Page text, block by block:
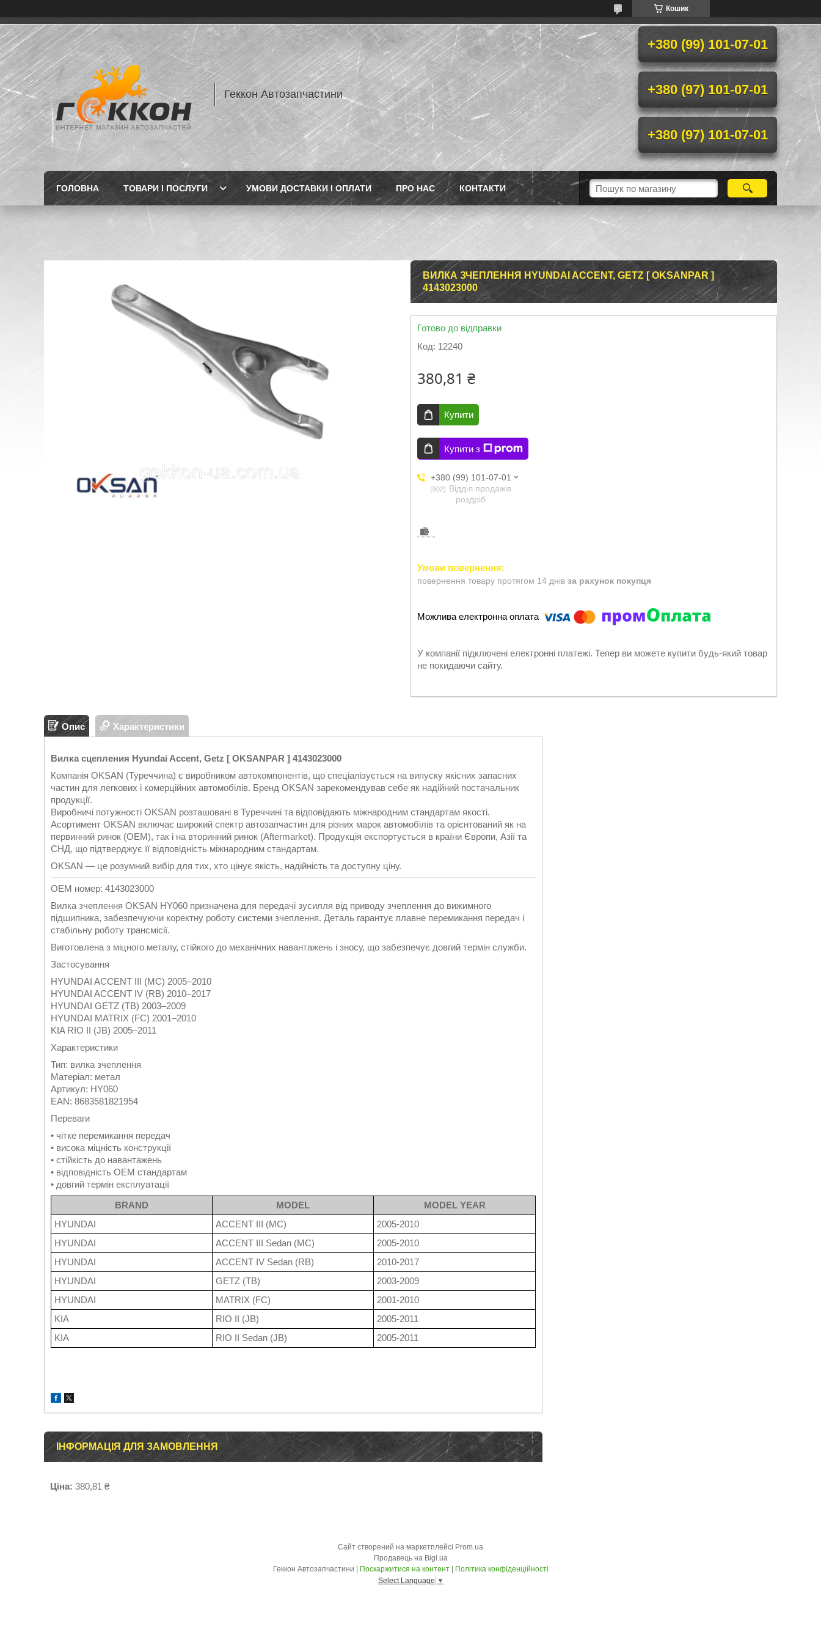
Кошик
Геккон Автозапчастини
+380 (99) 101-07-01
+380 (97) 101-07-01
+380 (97) 101-07-01
ГОЛОВНА ТОВАРИ І ПОСЛУГИ УМОВИ ДОСТАВКИ І ОПЛАТИ ПРО НАС КОНТАКТИ
ВИЛКА ЗЧЕПЛЕННЯ HYUNDAI ACCENT, GETZ [ OKSANPAR ]
4143023000
Готово до відправки
Код: 12240
380,81 ₴
Купити
Купити з
+380 (99) 101-07-01
902
Відділ продажів
роздріб
повернення товару протягом 14 днів за рахунок покупця
У компанії підключені електронні платежі. Тепер ви можете купити будь-який товар
не покидаючи сайту.
Опис Характеристики
Вилка сцепления Hyundai Accent, Getz [ OKSANPAR ] 4143023000
Компанія OKSAN (Туреччина) є виробником автокомпонентів, що спеціалізується на випуску якісних запасних
частин для легкових і комерційних автомобілів. Бренд OKSAN зарекомендував себе як надійний постачальник
продукції.
Виробничі потужності OKSAN розташовані в Туреччині та відповідають міжнародним стандартам якості.
Асортимент OKSAN включає широкий спектр автозапчастин для різних марок автомобілів та орієнтований як на
первинний ринок (OEM), так і на вторинний ринок (Aftermarket). Продукція експортується в країни Європи, Азії та
СНД, що підтверджує її відповідність міжнародним стандартам.
OKSAN — це розумний вибір для тих, хто цінує якість, надійність та доступну ціну.
OEM номер: 4143023000
Вилка зчеплення OKSAN HY060 призначена для передачі зусилля від приводу зчеплення до вижимного
підшипника, забезпечуючи коректну роботу системи зчеплення. Деталь гарантує плавне перемикання передач і
стабільну роботу трансмісії.
Виготовлена з міцного металу, стійкого до механічних навантажень і зносу, що забезпечує довгий термін служби.
Застосування
HYUNDAI ACCENT III (MC) 2005–2010
HYUNDAI ACCENT IV (RB) 2010–2017
HYUNDAI GETZ (TB) 2003–2009
HYUNDAI MATRIX (FC) 2001–2010
KIA RIO II (JB) 2005–2011
Характеристики
Тип: вилка зчеплення
Матеріал: метал
Артикул: HY060
EAN: 8683581821954
Переваги
• чітке перемикання передач
• висока міцність конструкції
• стійкість до навантажень
• відповідність OEM стандартам
• довгий термін експлуатації
BRAND
MODEL
MODEL YEAR
HYUNDAI
ACCENT III (MC)
2005-2010
HYUNDAI
ACCENT III Sedan (MC)
2005-2010
HYUNDAI
ACCENT IV Sedan (RB)
2010-2017
HYUNDAI
GETZ (TB)
2003-2009
HYUNDAI
MATRIX (FC)
2001-2010
KIA
RIO II (JB)
2005-2011
KIA
RIO II Sedan (JB) 2005-2011
ІНФОРМАЦІЯ ДЛЯ ЗАМОВЛЕННЯ
Ціна: 380,81 ₴
Сайт створений на маркетплейсі Prom.ua
Продавець на Bigl.ua
Поскаржитися на контент
Політика конфіденційності
Select Language ▼